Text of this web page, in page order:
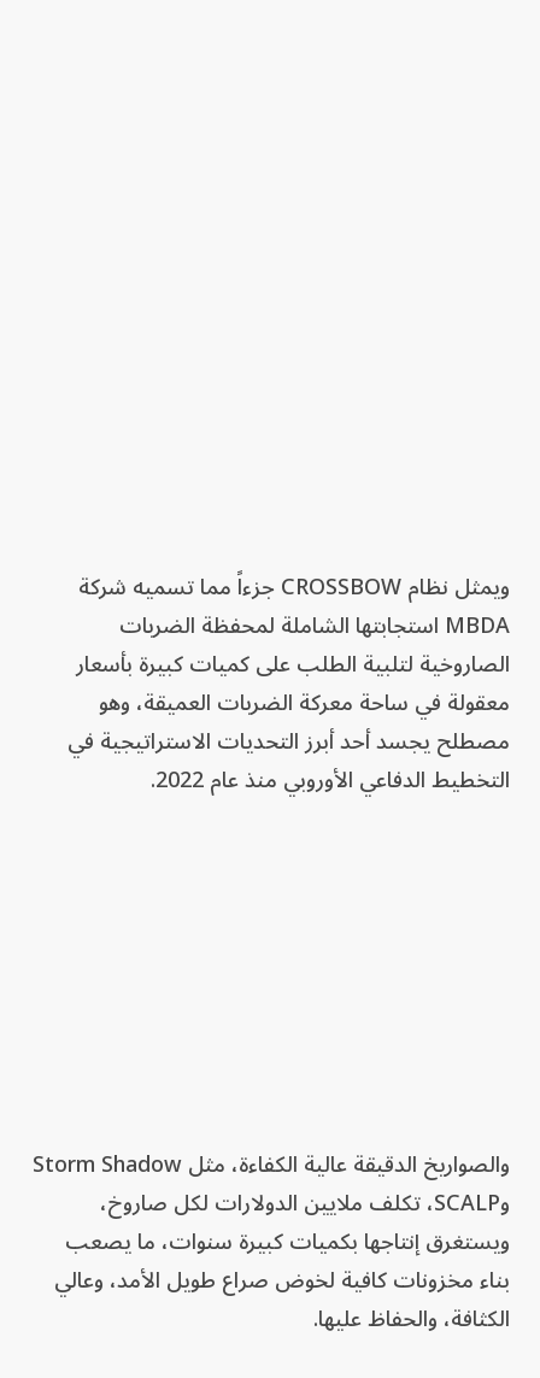
ويمثل نظام CROSSBOW جزءاً مما تسميه شركة
MBDA استجابتها الشاملة لمحفظة الضربات
الصاروخية لتلبية الطلب على كميات كبيرة بأسعار
معقولة في ساحة معركة الضربات العميقة، وهو
مصطلح يجسد أحد أبرز التحديات الاستراتيجية في
التخطيط الدفاعي الأوروبي منذ عام 2022.
والصواريخ الدقيقة عالية الكفاءة، مثل Storm Shadow
وSCALP، تكلف ملايين الدولارات لكل صاروخ،
ويستغرق إنتاجها بكميات كبيرة سنوات، ما يصعب
بناء مخزونات كافية لخوض صراع طويل الأمد، وعالي
الكثافة، والحفاظ عليها.